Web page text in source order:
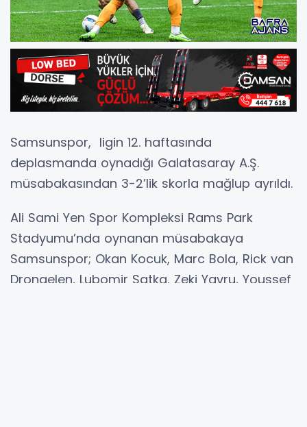
Samsunspor, ligin 12. haftasında
deplasmanda oynadığı Galatasaray A.Ş.
müsabakasından 3-2’lik skorla mağlup ayrıldı.
Ali Sami Yen Spor Kompleksi Rams Park
Stadyumu’nda oynanan müsabakaya
Samsunspor; Okan Kocuk, Marc Bola, Rick van
Drongelen, Lubomir Satka, Zeki Yavru, Youssef